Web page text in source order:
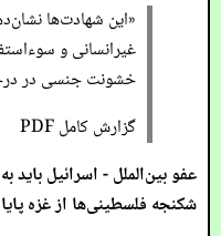
«این شهادت‌ها
غیرانسانی و
خشونت جنسی در
گزارش کامل PDF
عفو بین‌الملل -اسرائیل باید
شکنجه فلسطینی‌ها از غزه